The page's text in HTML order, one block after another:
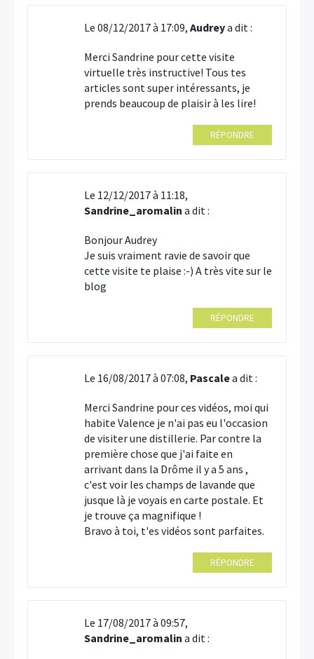
Le 08/12/2017 à 17:09, Audreya dit :
Merci Sandrine pour cette visite
virtuelle très instructive! Tous tes
articles sont super intéressants, je
prends beaucoup de plaisir à les lire!
RÉPONDRE
Le 12/12/2017 à 11:18,
Sandrine_aromalin a dit :
Bonjour Audrey
Je suis vraiment ravie de savoir que
cette visite te plaise :-) A très vite sur le
blog
RÉPONDRE
Le 16/08/2017 à 07:08, Pascalea dit :
Merci Sandrine pour ces vidéos, moi qui
habite Valence je n'ai pas eu l'occasion
de visiter une distillerie. Par contre la
première chose que j'ai faite en
arrivant dans la Drôme il y a 5 ans ,
c'est voir les champs de lavande que
jusque là je voyais en carte postale. Et
je trouve ça magnifique !
Bravo à toi, t'es vidéos sont parfaites.
RÉPONDRE
Le 17/08/2017 à 09:57,
Sandrine_aromalin a dit :